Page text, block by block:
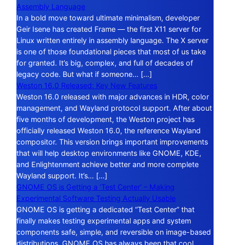
Assembly Language
In a bold move toward ultimate minimalism, developer
Geir Isene has created Frame — the first X11 server for
Linux written entirely in assembly language. The X server
is one of those foundational pieces that most of us take
for granted. It’s big, complex, and full of decades of
legacy code. But what if someone… […]
Weston 16.0 Released: Key New Features
Weston 16.0 released with major advances in HDR, color
management, and Wayland protocol support. After about
five months of development, the Weston project has
officially released Weston 16.0, the reference Wayland
compositor. This version brings important improvements
that will help desktop environments like GNOME, KDE,
and Enlightenment achieve better and more complete
Wayland support. It’s… […]
GNOME OS is Getting a ‘Test Center’ – Making
Experimental Software Testing Actually Usable
GNOME OS is getting a dedicated “Test Center” that
finally makes testing experimental apps and system
components safe, simple, and reversible on image-based
distributions. GNOME OS has always been that cool,